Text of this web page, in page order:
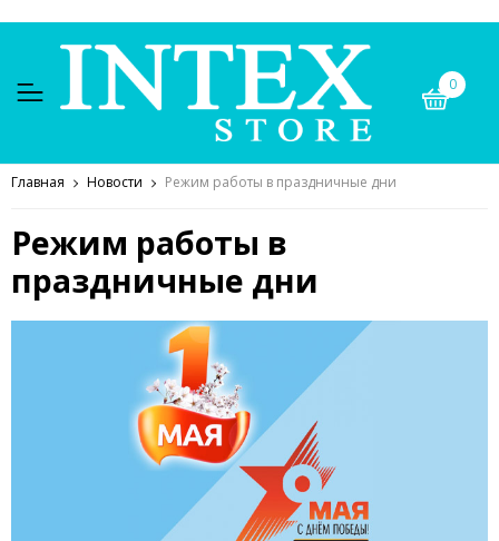
0
Главная Новости Режим работы в праздничные дни
Режим работы в
праздничные дни